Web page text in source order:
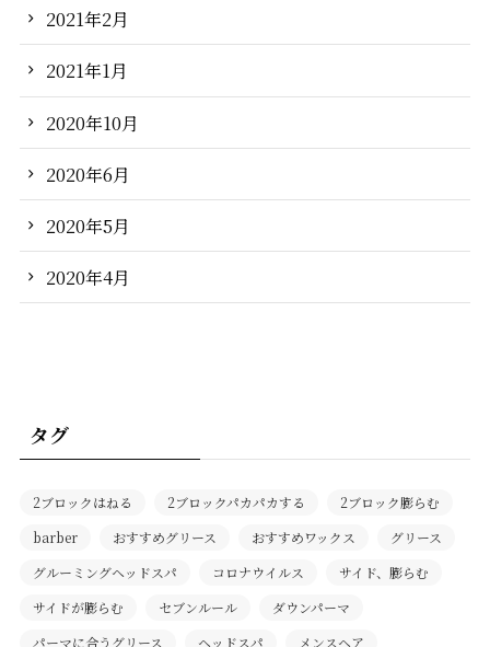
2021年2月
2021年1月
2020年10月
2020年6月
2020年5月
2020年4月
タグ
2ブロックはねる 2ブロックパカパカする
2ブロック膨らむ
barber
おすすめグリース おすすめワックス
グリース
グルーミングヘッドスパ
コロナウイルス
サイド、膨らむ
サイドが膨らむ
セブンルール
ダウンパーマ
パーマに合うグリース
ヘッドスパ
メンスヘア